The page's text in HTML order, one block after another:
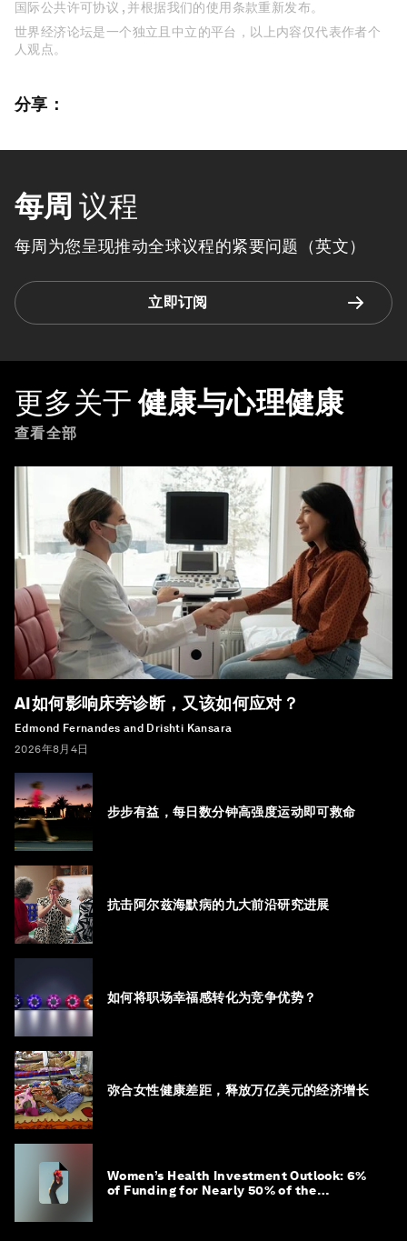
国际公共许可协议 , 并根据我们的使用条款重新发布。
世界经济论坛是一个独立且中立的平台，以上内容仅代表作者个
人观点。
分享：
每周 议程
每周为您呈现推动全球议程的紧要问题（英文）
立即订阅
更多关于 健康与心理健康
查看全部
AI如何影响床旁诊断，又该如何应对？
Edmond Fernandes and Drishti Kansara
2026年8月4日
步步有益，每日数分钟高强度运动即可救命
抗击阿尔兹海默病的九大前沿研究进展
如何将职场幸福感转化为竞争优势？
弥合女性健康差距，释放万亿美元的经济增长
Women’s Health Investment Outlook: 6%
of Funding for Nearly 50% of the